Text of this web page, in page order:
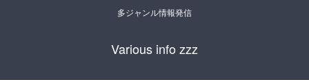
多ジャンル情報発信
Various info zzz